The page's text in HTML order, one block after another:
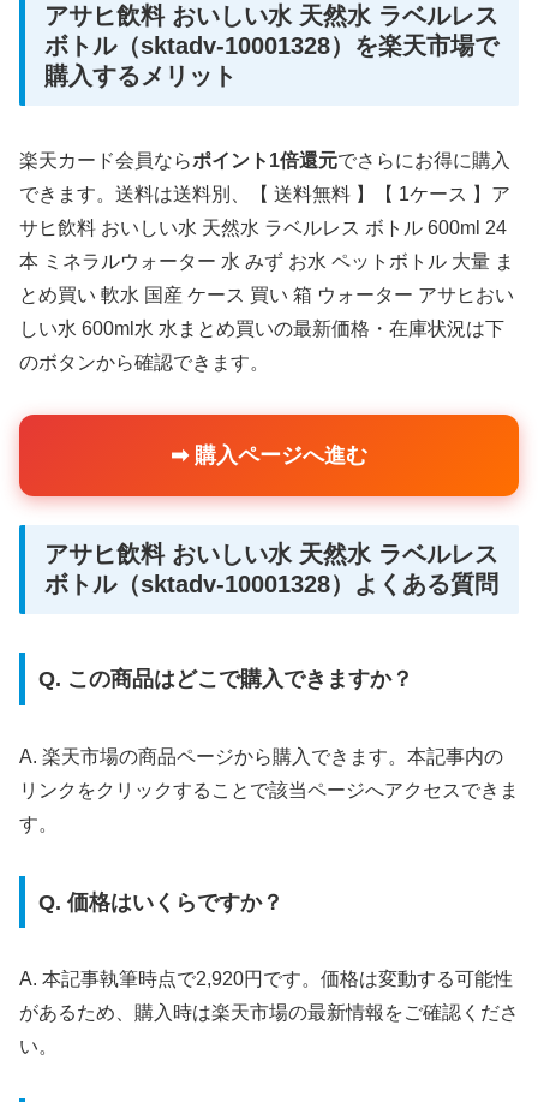
アサヒ飲料 おいしい水 天然水 ラベルレス
ボトル（sktadv-10001328）を楽天市場で
購入するメリット
楽天カード会員ならポイント1倍還元でさらにお得に購入
できます。送料は送料別、【 送料無料 】【 1ケース 】ア
サヒ飲料 おいしい水 天然水 ラベルレス ボトル 600ml 24
本 ミネラルウォーター 水 みず お水 ペットボトル 大量 ま
とめ買い 軟水 国産 ケース 買い 箱 ウォーター アサヒおい
しい水 600ml水 水まとめ買いの最新価格・在庫状況は下
のボタンから確認できます。
➡ 購入ページへ進む
アサヒ飲料 おいしい水 天然水 ラベルレス
ボトル（sktadv-10001328）よくある質問
Q. この商品はどこで購入できますか？
A. 楽天市場の商品ページから購入できます。本記事内の
リンクをクリックすることで該当ページへアクセスできま
す。
Q. 価格はいくらですか？
A. 本記事執筆時点で2,920円です。価格は変動する可能性
があるため、購入時は楽天市場の最新情報をご確認くださ
い。